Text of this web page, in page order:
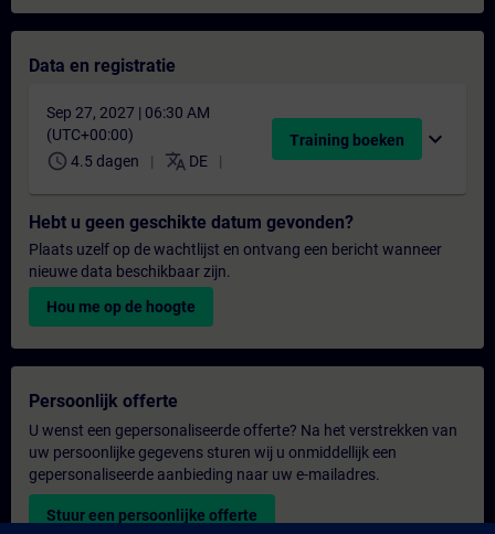
Data en registratie
Sep 27, 2027 | 06:30 AM
(UTC+00:00)
schedule 4.5 dagen translate DE
Training boeken expand_more
Hebt u geen geschikte datum gevonden?
Plaats uzelf op de wachtlijst en ontvang een bericht wanneer
nieuwe data beschikbaar zijn.
Hou me op de hoogte
Persoonlijk offerte
U wenst een gepersonaliseerde offerte? Na het verstrekken van
uw persoonlijke gegevens sturen wij u onmiddellijk een
gepersonaliseerde aanbieding naar uw e-mailadres.
Stuur een persoonlijke offerte